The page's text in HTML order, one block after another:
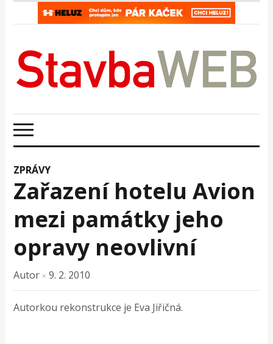
ZPRÁVY
Zařazení hotelu Avion
mezi památky jeho
opravy neovlivní
Autor × 9. 2. 2010
Autorkou rekonstrukce je Eva Jiřičná.